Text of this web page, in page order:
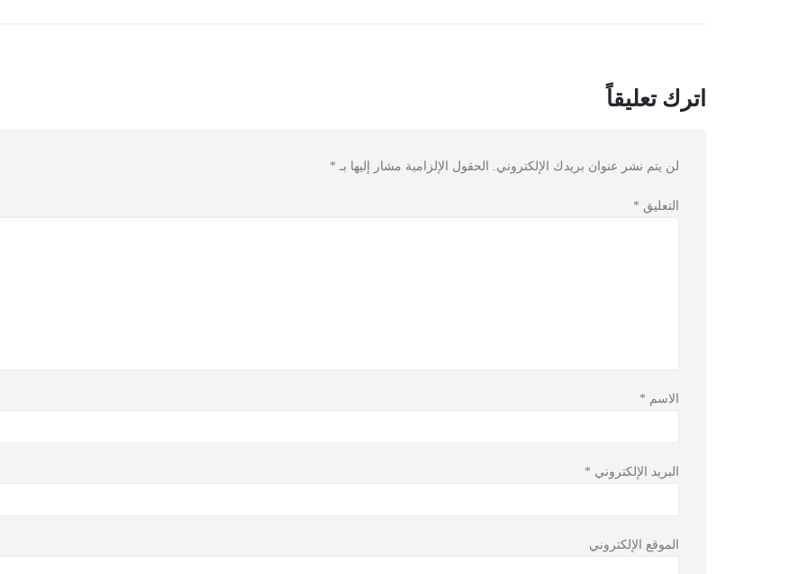
اترك تعليقاً
لن يتم نشر عنوان بريدك الإلكتروني. الحقول الإلزامية مشار إليها بـ *
التعليق *
الاسم *
البريد الإلكتروني *
الموقع الإلكتروني